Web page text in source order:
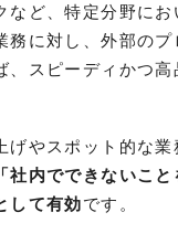
など、特定分野にお
務に対し、外部のプ
、スピーディかつ高
げやスポット的な業
「社内でできないこ
して有効です。